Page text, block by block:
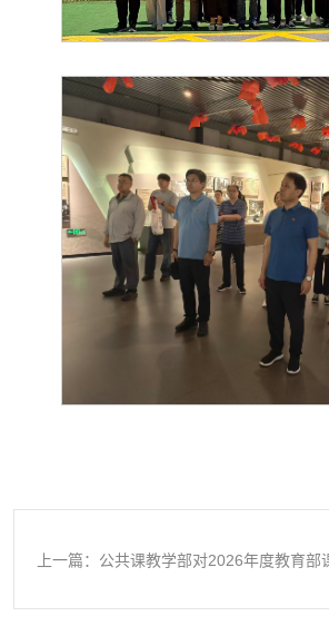
上一篇：公共课教学部对2026年度教育